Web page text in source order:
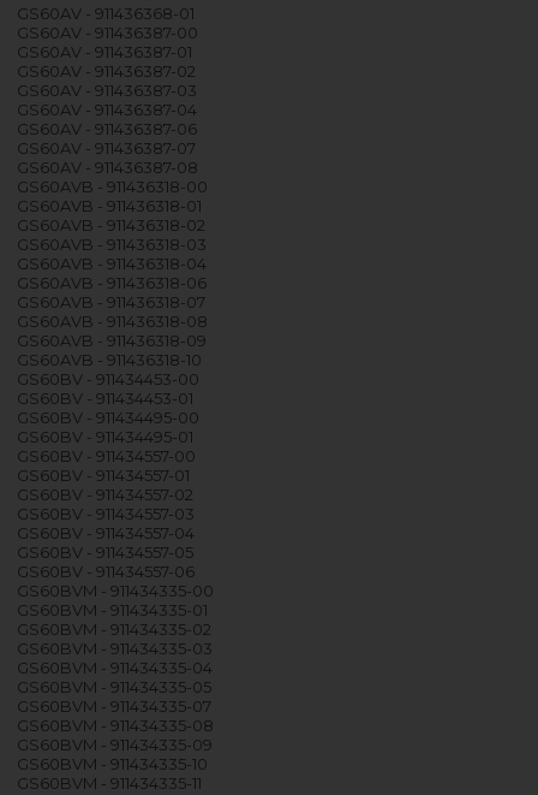
GS60AV - 911436368-01
GS60AV - 911436387-00
GS60AV - 911436387-01
GS60AV - 911436387-02
GS60AV - 911436387-03
GS60AV - 911436387-04
GS60AV - 911436387-06
GS60AV - 911436387-07
GS60AV - 911436387-08
GS60AVB - 911436318-00
GS60AVB - 911436318-01
GS60AVB - 911436318-02
GS60AVB - 911436318-03
GS60AVB - 911436318-04
GS60AVB - 911436318-06
GS60AVB - 911436318-07
GS60AVB - 911436318-08
GS60AVB - 911436318-09
GS60AVB - 911436318-10
GS60BV - 911434453-00
GS60BV - 911434453-01
GS60BV - 911434495-00
GS60BV - 911434495-01
GS60BV - 911434557-00
GS60BV - 911434557-01
GS60BV - 911434557-02
GS60BV - 911434557-03
GS60BV - 911434557-04
GS60BV - 911434557-05
GS60BV - 911434557-06
GS60BVM - 911434335-00
GS60BVM - 911434335-01
GS60BVM - 911434335-02
GS60BVM - 911434335-03
GS60BVM - 911434335-04
GS60BVM - 911434335-05
GS60BVM - 911434335-07
GS60BVM - 911434335-08
GS60BVM - 911434335-09
GS60BVM - 911434335-10
GS60BVM - 911434335-11